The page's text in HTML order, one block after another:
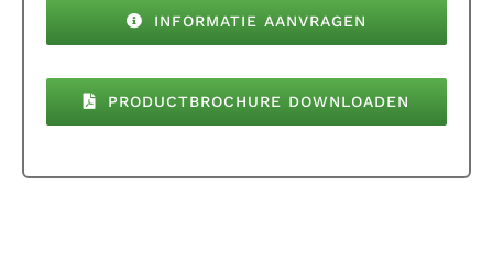
INFORMATIE AANVRAGEN
PRODUCTBROCHURE DOWNLOADEN